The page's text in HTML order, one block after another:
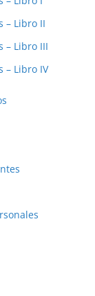
– Libro II
– Libro III
– Libro IV